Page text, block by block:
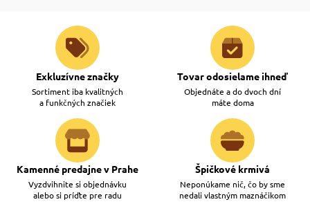
Exkluzívne značky
Sortiment iba kvalitných
a funkčných značiek
Tovar odosielame ihneď
Objednáte a do dvoch dní
máte doma
Kamenné predajne v Prahe
Vyzdvihnite si objednávku
alebo si príďte pre radu
Špičkové krmivá
Neponúkame nič, čo by sme
nedali vlastným maznáčikom